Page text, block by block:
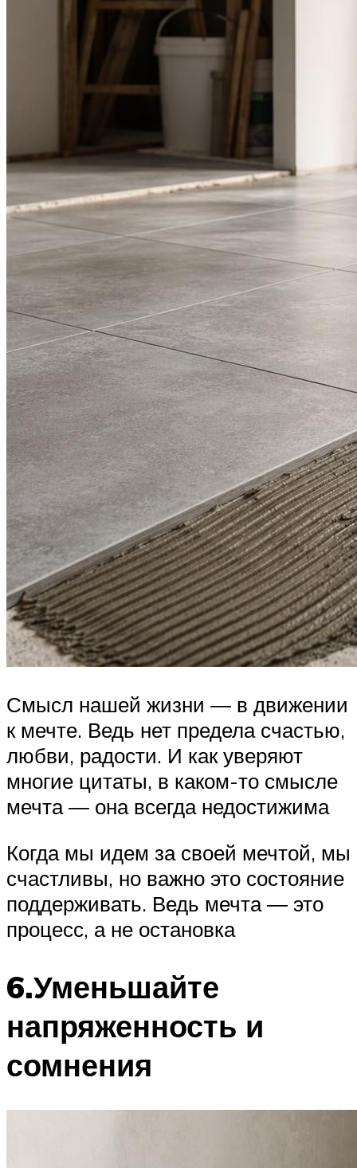
Смысл нашей жизни ― в движении
к мечте. Ведь нет предела счастью,
любви, радости. И как уверяют
многие цитаты, в каком-то смысле
мечта ― она всегда недостижима
Когда мы идем за своей мечтой, мы
счастливы, но важно это состояние
поддерживать. Ведь мечта ― это
процесс, а не остановка
6.Уменьшайте
напряженность и
сомнения